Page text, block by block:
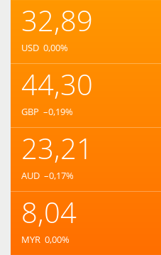
32,89
USD 0,00%
44,30
GBP –0,19%
23,21
AUD –0,17%
8,04
MYR 0,00%